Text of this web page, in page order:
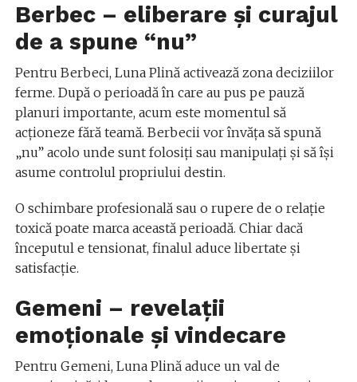
Berbec – eliberare și curajul
de a spune “nu”
Pentru Berbeci, Luna Plină activează zona deciziilor
ferme. După o perioadă în care au pus pe pauză
planuri importante, acum este momentul să
acționeze fără teamă. Berbecii vor învăța să spună
„nu” acolo unde sunt folosiți sau manipulați și să își
asume controlul propriului destin.
O schimbare profesională sau o rupere de o relație
toxică poate marca această perioadă. Chiar dacă
începutul e tensionat, finalul aduce libertate și
satisfacție.
Gemeni – revelații
emoționale și vindecare
Pentru Gemeni, Luna Plină aduce un val de